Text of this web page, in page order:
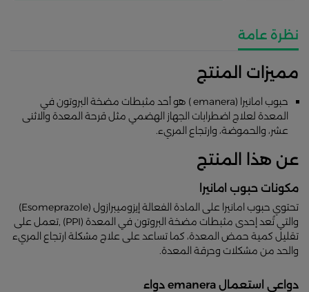
نظرة عامة
مميزات المنتج
حبوب امانيرا (emanera ) هو أحد مثبطات مضخة البروتون في
المعدة لعلاج اضطرابات الجهاز الهضمي مثل قرحة المعدة والاثنى
عشر، والحموضة، وارتجاع المريء.
عن هذا المنتج
مكونات حبوب امانيرا
تحتوي حبوب امانيرا على المادة الفعالة إيزوميبرازول (Esomeprazole)
والتي تُعد إحدى مثبطات مضخة البروتون في المعدة (PPI) ,تعمل على
تقليل كمية حمض المعدة، كما تساعد على علاج مشكلة ارتجاع المريء
والحد من مشكلات وحرقة المعدة.
دواعي استعمال emanera دواء